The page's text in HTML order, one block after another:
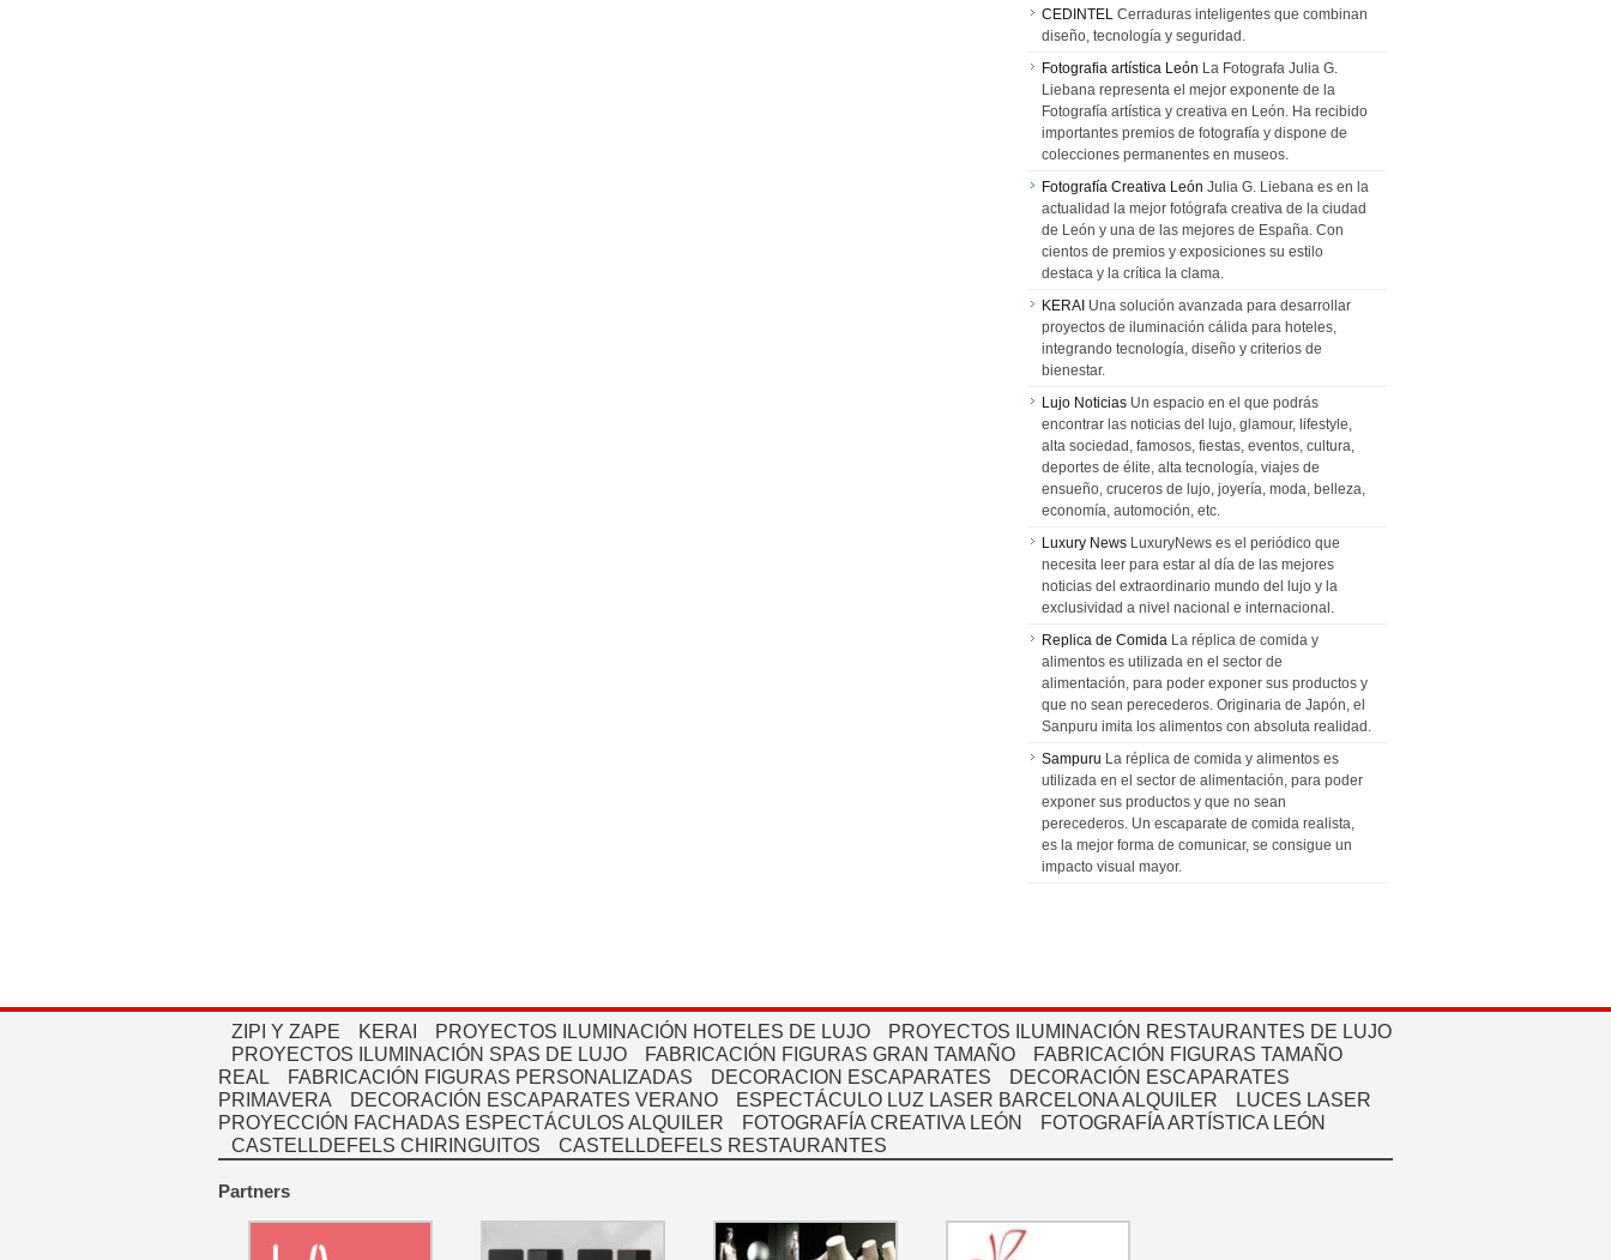
CEDINTEL Cerraduras inteligentes que combinan
diseño, tecnología y seguridad.
Fotografia artística León La Fotografa Julia G.
Liebana representa el mejor exponente de la
Fotografía artística y creativa en León. Ha recibido
importantes premios de fotografía y dispone de
colecciones permanentes en museos.
Fotografía Creativa León Julia G. Liebana es en la
actualidad la mejor fotógrafa creativa de la ciudad
de León y una de las mejores de España. Con
cientos de premios y exposiciones su estilo
destaca y la crítica la clama.
KERAI Una solución avanzada para desarrollar
proyectos de iluminación cálida para hoteles,
integrando tecnología, diseño y criterios de
bienestar.
Lujo Noticias Un espacio en el que podrás
encontrar las noticias del lujo, glamour, lifestyle,
alta sociedad, famosos, fiestas, eventos, cultura,
deportes de élite, alta tecnología, viajes de
ensueño, cruceros de lujo, joyería, moda, belleza,
economía, automoción, etc.
Luxury News LuxuryNews es el periódico que
necesita leer para estar al día de las mejores
noticias del extraordinario mundo del lujo y la
exclusividad a nivel nacional e internacional.
Replica de Comida La réplica de comida y
alimentos es utilizada en el sector de
alimentación, para poder exponer sus productos y
que no sean perecederos. Originaria de Japón, el
Sanpuru imita los alimentos con absoluta realidad.
Sampuru La réplica de comida y alimentos es
utilizada en el sector de alimentación, para poder
exponer sus productos y que no sean
perecederos. Un escaparate de comida realista,
es la mejor forma de comunicar, se consigue un
impacto visual mayor.
ZIPI Y ZAPE KERAI PROYECTOS ILUMINACIÓN HOTELES DE LUJO
PROYECTOS ILUMINACIÓN RESTAURANTES DE LUJO
PROYECTOS ILUMINACIÓN SPAS DE LUJO
FABRICACIÓN FIGURAS GRAN TAMAÑO
FABRICACIÓN FIGURAS TAMAÑO
REAL
FABRICACIÓN FIGURAS PERSONALIZADAS DECORACION ESCAPARATES
DECORACIÓN ESCAPARATES
PRIMAVERA
DECORACIÓN ESCAPARATES VERANO ESPECTÁCULO LUZ LASER BARCELONA ALQUILER
LUCES LASER
PROYECCIÓN FACHADAS ESPECTÁCULOS ALQUILER
FOTOGRAFÍA CREATIVA LEÓN
FOTOGRAFÍA ARTÍSTICA LEÓN
CASTELLDEFELS CHIRINGUITOS
CASTELLDEFELS RESTAURANTES
Partners